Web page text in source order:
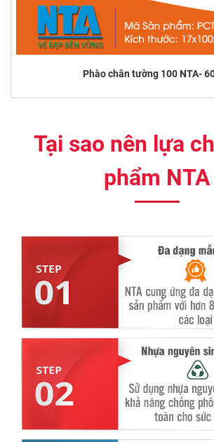
Phào chân tường 100 NTA-
Tại sao nên lựa
phẩm NTA